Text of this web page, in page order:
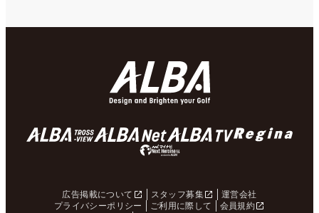
広告掲載について スタッフ募集
運営会社
プライバシーポリシー
ご利用に際して
会員規約